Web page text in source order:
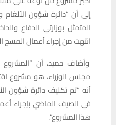
إلى أن “دائرة شؤون
المتمثل بوزارتي الدفاع
انتهت من إجراء أعمال المسح
وأضاف حميد، أن
مجلس الوزراء، هو مشروع
أنه “تم تكليف دائرة شؤون
في الصيف الماضي بإجراء
هذا المشروع”.